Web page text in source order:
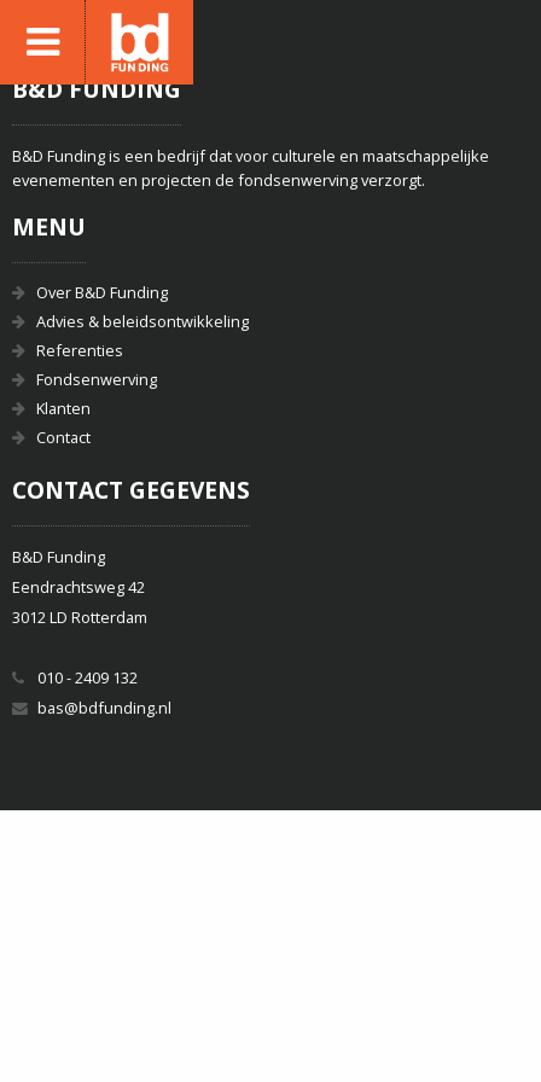
B&D FUNDING
B&D Funding is een bedrijf dat voor culturele en maatschappelijke
evenementen en projecten de fondsenwerving verzorgt.
MENU
Over B&D Funding
Advies & beleidsontwikkeling
Referenties
Fondsenwerving
Klanten
Contact
CONTACT GEGEVENS
B&D Funding
Eendrachtsweg 42
3012 LD Rotterdam
010 - 2409 132
bas@bdfunding.nl